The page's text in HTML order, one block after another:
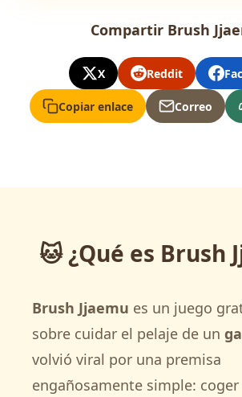
Compartir Brush
X Reddit
Copiar enlace Correo
🐱 ¿Qué es Brush
Brush Jjaemu es un juego
sobre cuidar el pelaje de un
volvió viral por una premisa
engañosamente simple: coger